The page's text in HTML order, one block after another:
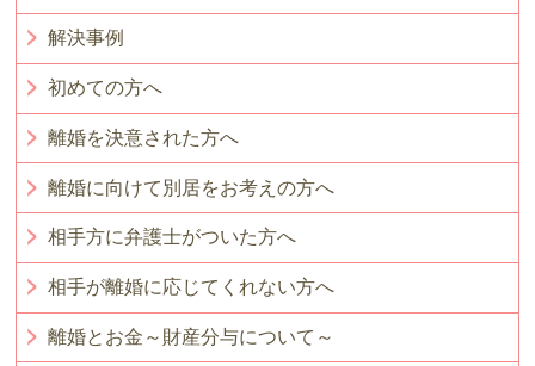
解決事例
初めての方へ
離婚を決意された方へ
離婚に向けて別居をお考えの方へ
相手方に弁護士がついた方へ
相手が離婚に応じてくれない方へ
離婚とお金～財産分与について～